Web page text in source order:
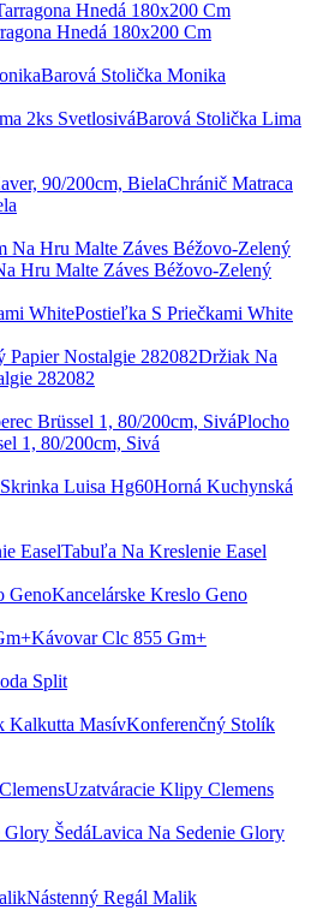
Hnedá 180x200 Cm
Barová Stolička Monika
Barová Stolička Lima
Chránič Matraca
Hru Malte Záves Béžovo-Zelený
Postieľka S Priečkami White
Držiak Na
282082
Plocho
1, 80/200cm, Sivá
Horná Kuchynská
Tabuľa Na Kreslenie Easel
Kancelárske Kreslo Geno
Kávovar Clc 855 Gm+
Split
Konferenčný Stolík
Uzatváracie Klipy Clemens
Lavica Na Sedenie Glory
Nástenný Regál Malik